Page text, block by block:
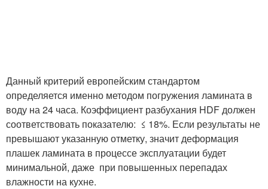
Данный критерий европейским стандартом
определяется именно методом погружения ламината в
воду на 24 часа. Коэффициент разбухания HDF должен
соответствовать показателю: ≤ 18%. Если результаты не
превышают указанную отметку, значит деформация
плашек ламината в процессе эксплуатации будет
минимальной, даже при повышенных перепадах
влажности на кухне.